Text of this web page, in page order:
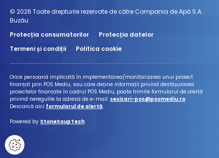
© 2026 Toate drepturile rezervate de către Compania de Apă S.A.
Buzău
Protecția consumatorilor
Protecția datelor
Termeni și condiții
Politica cookie
Orice persoană implicată în implementarea/monitorizarea unui proiect
finanțat prin POS Mediu, sau care deține informații privind desfășurarea
proiectelor finanțate în cadrul POS Mediu, poate trimite formularul de alertă
privind neregulile la adresa de e-mail: sesizari-pos@posmediu.ro.
Descarcă aici formularul de alertă.
Powered by StoneSoupTech